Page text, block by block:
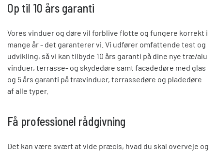
Op til 10 års garanti
Vores vinduer og døre vil forblive flotte og fungere korrekt i
mange år - det garanterer vi. Vi udfører omfattende test og
udvikling, så vi kan tilbyde 10 års garanti på dine nye træ/alu
vinduer, terrasse- og skydedøre samt facadedøre med glas
og 5 års garanti på trævinduer, terrassedøre og pladedøre
af alle typer.
Få professionel rådgivning
Det kan være svært at vide præcis, hvad du skal overveje og